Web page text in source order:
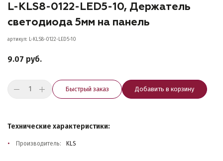
L-KLS8-0122-LED5-10, Держатель
светодиода 5мм на панель
артикул: L-KLS8-0122-LED5-10
9.07 руб.
Добавить в корзину
Быстрый заказ
Технические характеристики:
Производитель: KLS